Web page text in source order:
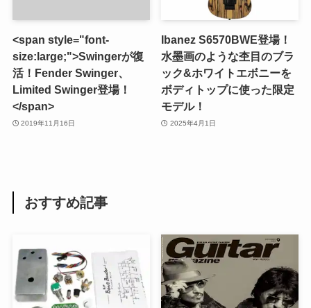
<span style="font-
size:large;">Swingerが復
活！Fender Swinger、
Limited Swinger登場！
</span>
2019年11月16日
Ibanez S6570BWE登場！
水墨画のような杢目のブラ
ック&ホワイトエボニーを
ボディトップに使った限定
モデル！
2025年4月1日
おすすめ記事